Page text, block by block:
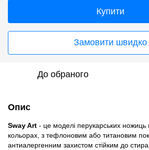
Купити
Замовити швидко
До обраного
Опис
Sway Art - це моделі перукарських ножиць
кольорах, з тефлоновим або титановим
антиалергенним захистом стійким до